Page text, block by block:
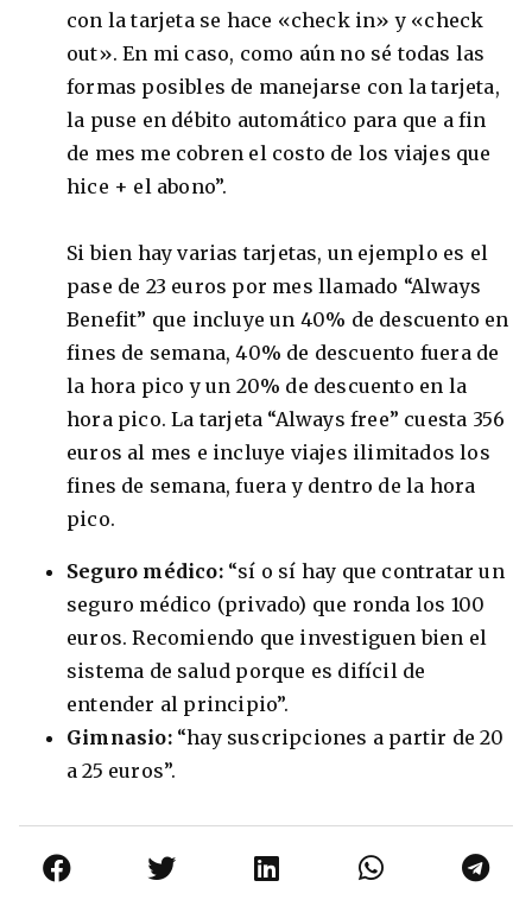
con la tarjeta se hace «check in» y «check
out». En mi caso, como aún no sé todas las
formas posibles de manejarse con la tarjeta,
la puse en débito automático para que a fin
de mes me cobren el costo de los viajes que
hice + el abono”.
Si bien hay varias tarjetas, un ejemplo es el
pase de 23 euros por mes llamado “Always
Benefit” que incluye un 40% de descuento en
fines de semana, 40% de descuento fuera de
la hora pico y un 20% de descuento en la
hora pico. La tarjeta “Always free” cuesta 356
euros al mes e incluye viajes ilimitados los
fines de semana, fuera y dentro de la hora
pico.
Seguro médico:“sí o sí hay que contratar un
seguro médico (privado) que ronda los 100
euros. Recomiendo que investiguen bien el
sistema de salud porque es difícil de
entender al principio”.
Gimnasio:“hay suscripciones a partir de 20
a 25 euros”.